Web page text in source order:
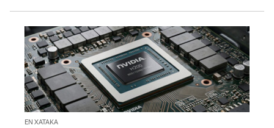
EN XATAKA